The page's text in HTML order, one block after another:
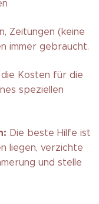
Zeitungen (keine
immer gebraucht.
Kosten für die
speziellen
Die beste Hilfe ist
liegen, verzichte
und stelle